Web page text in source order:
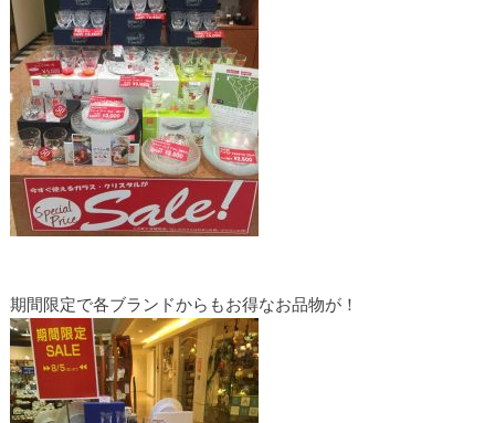
期間限定で各ブランドからもお得なお品物が！